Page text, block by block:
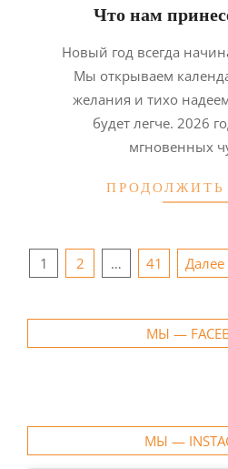
Что нам
01-
Новый год всегда
Мы открываем
желания и тихо
будет легче. 2026
мгновенных
ПРОДОЛЖИТЬ
Навигация
записям
1 2 … 41 Далее
МЫ —
МЫ —